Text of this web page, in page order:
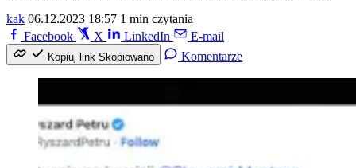
kak 06.12.2023 18:57 1 min czytania
Facebook
X LinkedIn E-mail
Kopiuj link Skopiowano Komentarze